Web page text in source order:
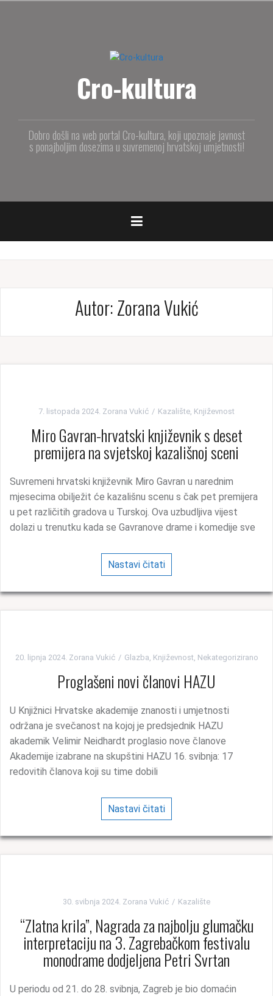
Cro-kultura
Dobro došli na web portal Cro-kultura, koji upoznaje javnost
s ponajboljim dosezima u suvremenoj hrvatskoj umjetnosti!
Autor:Zorana Vukić
7. listopada 2024. Zorana Vukić Kazalište, Književnost
Miro Gavran-hrvatski književnik s deset
premijera na svjetskoj kazališnoj sceni
Suvremeni hrvatski književnik Miro Gavran u narednim
mjesecima obilježit će kazališnu scenu s čak pet premijera
u pet različitih gradova u Turskoj. Ova uzbudljiva vijest
dolazi u trenutku kada se Gavranove drame i komedije sve
Nastavi čitati
20. lipnja 2024. Zorana Vukić Glazba, Književnost, Nekategorizirano
Proglašeni novi članovi HAZU
U Knjižnici Hrvatske akademije znanosti i umjetnosti
održana je svečanost na kojoj je predsjednik HAZU
akademik Velimir Neidhardt proglasio nove članove
Akademije izabrane na skupštini HAZU 16. svibnja: 17
redovitih članova koji su time dobili
Nastavi čitati
30. svibnja 2024. Zorana Vukić Kazalište
“Zlatna krila”, Nagrada za najbolju glumačku
interpretaciju na 3. Zagrebačkom festivalu
monodrame dodjeljena Petri Svrtan
U periodu od 21. do 28. svibnja, Zagreb je bio domaćin